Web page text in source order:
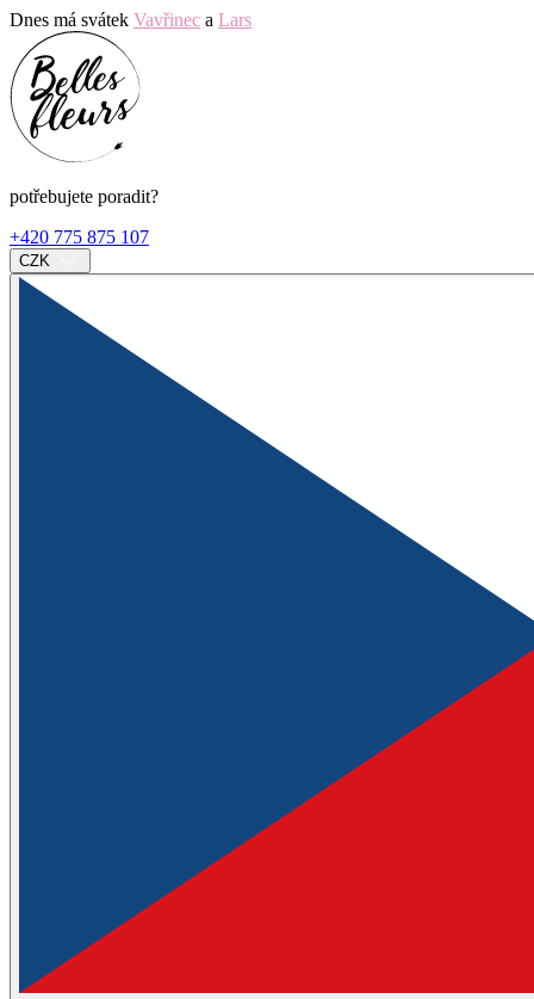
Dnes má svátek Vavřinec a Lars
potřebujete poradit?
+420 775 875 107
CZK